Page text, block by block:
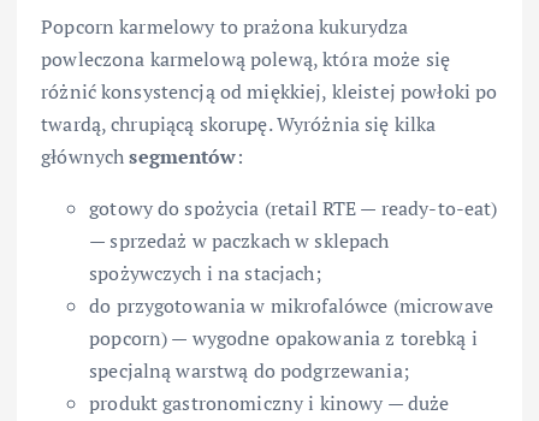
Popcorn karmelowy to prażona kukurydza
powleczona karmelową polewą, która może się
różnić konsystencją od miękkiej, kleistej powłoki po
twardą, chrupiącą skorupę. Wyróżnia się kilka
głównychsegmentów:
gotowy do spożycia (retail RTE — ready-to-eat)
— sprzedaż w paczkach w sklepach
spożywczych i na stacjach;
do przygotowania w mikrofalówce (microwave
popcorn) — wygodne opakowania z torebką i
specjalną warstwą do podgrzewania;
produkt gastronomiczny i kinowy — duże